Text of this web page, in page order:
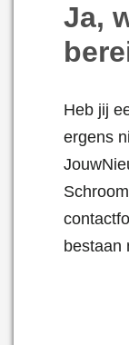
Ja,
Heb jij
ergens
bestaan